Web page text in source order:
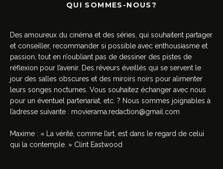
QUI SOMMES-NOUS?
Des amoureux du cinéma et des séries, qui souhaitent partager
et conseiller, recommander si possible avec enthousiasme et
passion, tout en n’oubliant pas de dessiner des pistes de
réflexion pour l’avenir. Des rêveurs éveillés qui se servent le
jour des salles obscures et des miroirs noirs pour alimenter
leurs songes nocturnes. Vous souhaitez échanger avec nous
pour un éventuel partenariat, etc. ? Nous sommes joignables à
l’adresse suivante : movierama.redaction@gmail.com
Maxime : « La vérité, comme l’art, est dans le regard de celui
qui la contemple. » Clint Eastwood